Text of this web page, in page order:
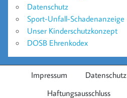
Datenschutz
Sport-Unfall-Schadenanzeige
Unser Kinderschutzkonzept
DOSB Ehrenkodex
Impressum
Datenschutz
Haftungsausschluss